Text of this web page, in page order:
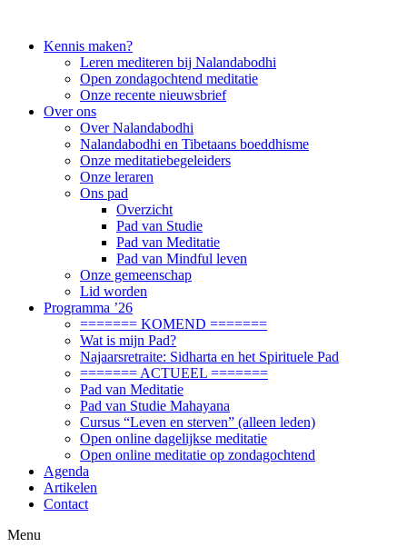
Kennis maken?
Leren mediteren bij Nalandabodhi
Open zondagochtend meditatie
Onze recente nieuwsbrief
Over ons
Over Nalandabodhi
Nalandabodhi en Tibetaans boeddhisme
Onze meditatiebegeleiders
Onze leraren
Ons pad
Overzicht
Pad van Studie
Pad van Meditatie
Pad van Mindful leven
Onze gemeenschap
Lid worden
Programma ’26
======= KOMEND =======
Wat is mijn Pad?
Najaarsretraite: Sidharta en het Spirituele Pad
======= ACTUEEL =======
Pad van Meditatie
Pad van Studie Mahayana
Cursus “Leven en sterven” (alleen leden)
Open online dagelijkse meditatie
Open online meditatie op zondagochtend
Agenda
Artikelen
Contact
Menu